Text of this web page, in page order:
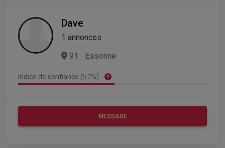
Dave
1 annonces
91 - Essonne
Indice de confiance (51%)
MESSAGE